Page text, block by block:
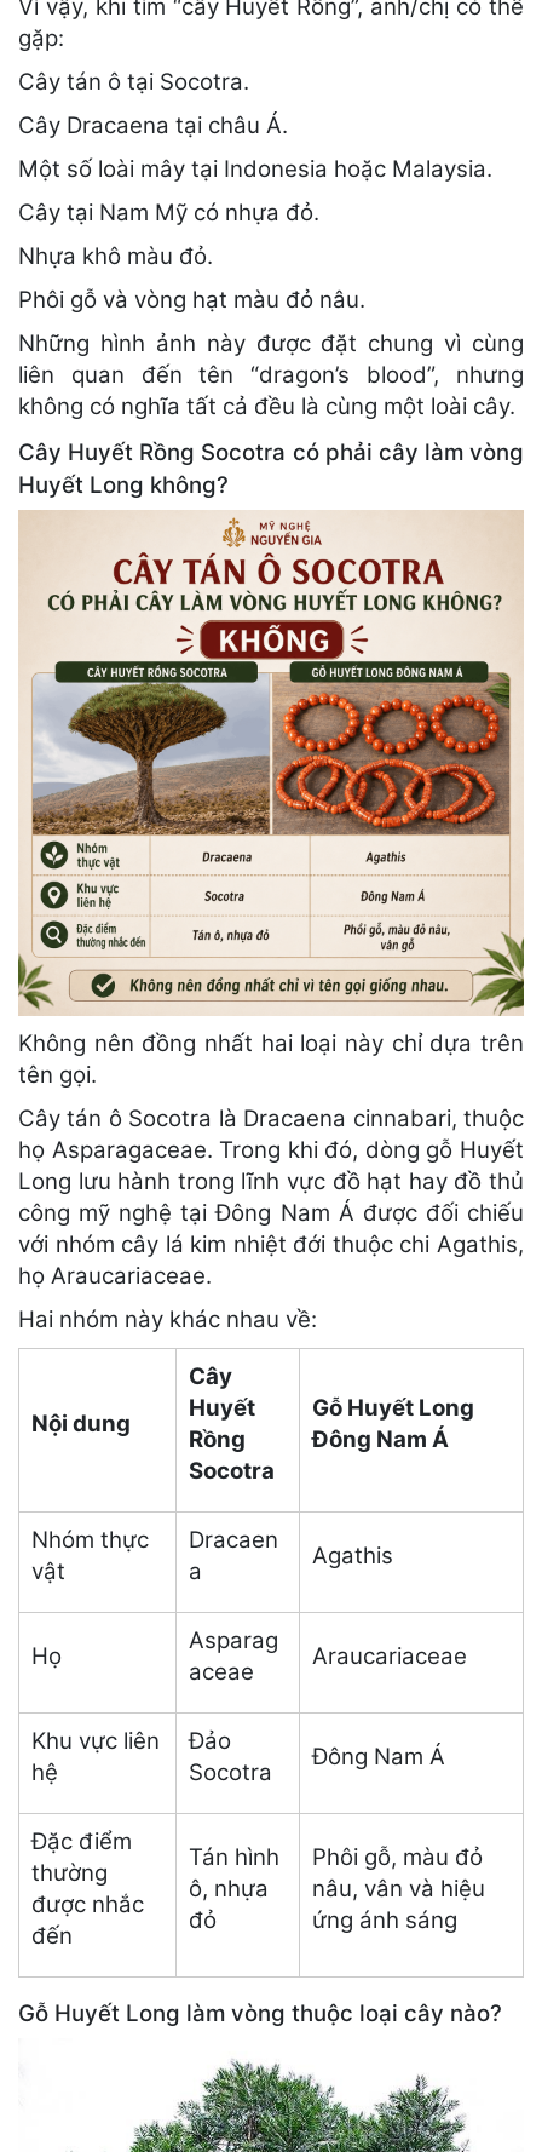
Vì vậy, khi tìm “cây Huyết Rồng”, anh/chị có thể
gặp:
Cây tán ô tại Socotra.
Cây Dracaena tại châu Á.
Một số loài mây tại Indonesia hoặc Malaysia.
Cây tại Nam Mỹ có nhựa đỏ.
Nhựa khô màu đỏ.
Phôi gỗ và vòng hạt màu đỏ nâu.
Những hình ảnh này được đặt chung vì cùng
liên quan đến tên “dragon’s blood”, nhưng
không có nghĩa tất cả đều là cùng một loài cây.
Cây Huyết Rồng Socotra có phải cây làm vòng
Huyết Long không?
Không nên đồng nhất hai loại này chỉ dựa trên
tên gọi.
Cây tán ô Socotra là Dracaena cinnabari, thuộc
họ Asparagaceae. Trong khi đó, dòng gỗ Huyết
Long lưu hành trong lĩnh vực đồ hạt hay đồ thủ
công mỹ nghệ tại Đông Nam Á được đối chiếu
với nhóm cây lá kim nhiệt đới thuộc chi Agathis,
họ Araucariaceae.
Hai nhóm này khác nhau về:
Nội dung
Cây
Huyết
Rồng
Socotra
Gỗ Huyết Long
Đông Nam Á
Nhóm thực
vật
Dracaen
a
Agathis
Họ
Asparag
aceae
Araucariaceae
Khu vực liên
hệ
Đảo
Socotra
Đông Nam Á
Đặc điểm
thường
được nhắc
đến
Tán hình
ô, nhựa
đỏ
Phôi gỗ, màu đỏ
nâu, vân và hiệu
ứng ánh sáng
Gỗ Huyết Long làm vòng thuộc loại cây nào?